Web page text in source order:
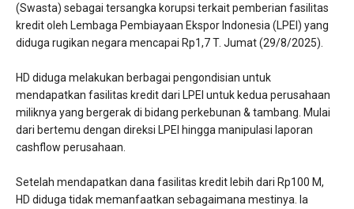
(Swasta) sebagai tersangka korupsi terkait pemberian fasilitas
kredit oleh Lembaga Pembiayaan Ekspor Indonesia (LPEI) yang
diduga rugikan negara mencapai Rp1,7 T. Jumat (29/8/2025).
HD diduga melakukan berbagai pengondisian untuk
mendapatkan fasilitas kredit dari LPEI untuk kedua perusahaan
miliknya yang bergerak di bidang perkebunan & tambang. Mulai
dari bertemu dengan direksi LPEI hingga manipulasi laporan
cashflow perusahaan.
Setelah mendapatkan dana fasilitas kredit lebih dari Rp100 M,
HD diduga tidak memanfaatkan sebagaimana mestinya. Ia